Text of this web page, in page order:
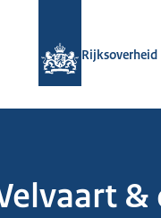
Rijksoverheid
&